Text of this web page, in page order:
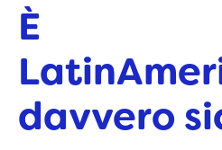
È
davvero